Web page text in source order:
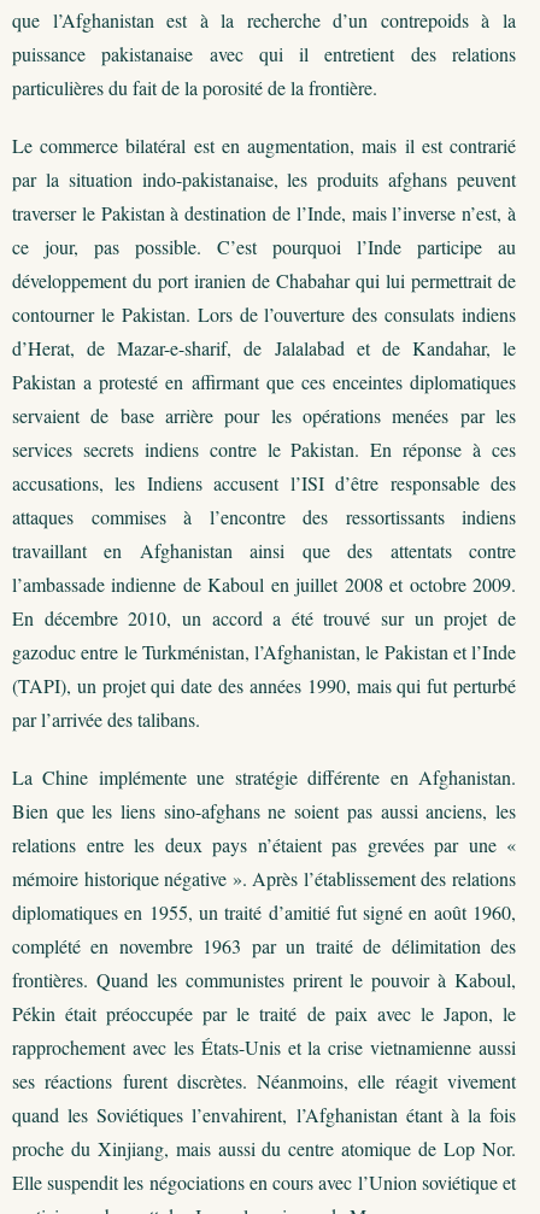
que l’Afghanistan est à la recherche d’un contrepoids à la
puissance pakistanaise avec qui il entretient des relations
particulières du fait de la porosité de la frontière.
Le commerce bilatéral est en augmentation, mais il est contrarié
par la situation indo-pakistanaise, les produits afghans peuvent
traverser le Pakistan à destination de l’Inde, mais l’inverse n’est, à
ce jour, pas possible. C’est pourquoi l’Inde participe au
développement du port iranien de Chabahar qui lui permettrait de
contourner le Pakistan. Lors de l’ouverture des consulats indiens
d’Herat, de Mazar-e-sharif, de Jalalabad et de Kandahar, le
Pakistan a protesté en affirmant que ces enceintes diplomatiques
servaient de base arrière pour les opérations menées par les
services secrets indiens contre le Pakistan. En réponse à ces
accusations, les Indiens accusent l’ISI d’être responsable des
attaques commises à l’encontre des ressortissants indiens
travaillant en Afghanistan ainsi que des attentats contre
l’ambassade indienne de Kaboul en juillet 2008 et octobre 2009.
En décembre 2010, un accord a été trouvé sur un projet de
gazoduc entre le Turkménistan, l’Afghanistan, le Pakistan et l’Inde
(TAPI), un projet qui date des années 1990, mais qui fut perturbé
par l’arrivée des talibans.
La Chine implémente une stratégie différente en Afghanistan.
Bien que les liens sino-afghans ne soient pas aussi anciens, les
relations entre les deux pays n’étaient pas grevées par une «
mémoire historique négative ». Après l’établissement des relations
diplomatiques en 1955, un traité d’amitié fut signé en août 1960,
complété en novembre 1963 par un traité de délimitation des
frontières. Quand les communistes prirent le pouvoir à Kaboul,
Pékin était préoccupée par le traité de paix avec le Japon, le
rapprochement avec les États-Unis et la crise vietnamienne aussi
ses réactions furent discrètes. Néanmoins, elle réagit vivement
quand les Soviétiques l’envahirent, l’Afghanistan étant à la fois
proche du Xinjiang, mais aussi du centre atomique de Lop Nor.
Elle suspendit les négociations en cours avec l’Union soviétique et